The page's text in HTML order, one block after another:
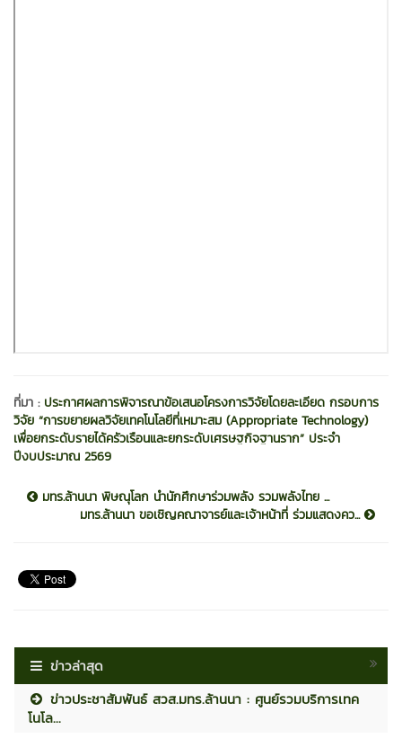
ที่มา : ประกาศผลการพิจารณาข้อเสนอโครงการวิจัยโดยละเอียด กรอบการ
วิจัย “การขยายผลวิจัยเทคโนโลยีที่เหมาะสม (Appropriate Technology)
เพื่อยกระดับรายได้ครัวเรือนและยกระดับเศรษฐกิจฐานราก” ประจำ
ปีงบประมาณ 2569
มทร.ล้านนา พิษณุโลก นำนักศึกษาร่วมพลัง รวมพลังไทย ...
มทร.ล้านนา ขอเชิญคณาจารย์และเจ้าหน้าที่ ร่วมแสดงคว...
ข่าวล่าสุด
ข่าวประชาสัมพันธ์ สวส.มทร.ล้านนา : ศูนย์รวมบริการเทค
โนโล...